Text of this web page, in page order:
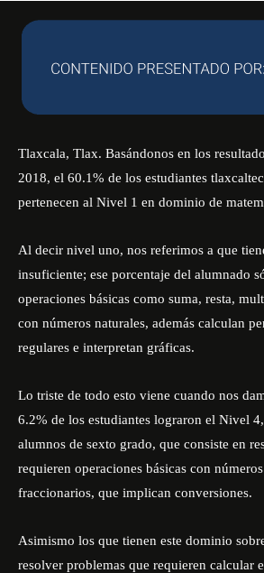
Tlaxcala, Tlax. Basándonos en los
2018, el 60.1% de los estudiantes
pertenecen al Nivel 1 en dominio de
Al decir nivel uno, nos referimos a que
insuficiente; ese porcentaje del alumnado
operaciones básicas como suma, resta,
con números naturales, además calculan
regulares e interpretan gráficas.
Lo triste de todo esto viene cuando nos
6.2% de los estudiantes lograron el Nivel
alumnos de sexto grado, que consiste en
requieren operaciones básicas con
fraccionarios, que implican conversiones.
Asimismo los que tienen este dominio
resolver problemas que requieren calcular